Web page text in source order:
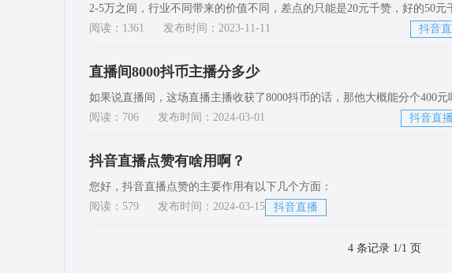
2-5万之间，行业不同带来的价值不同，差点的只能是20元千赞，好的50元
阅读：1361
发布时间：2023-11-11 抖音
直播间8000抖币主播分多少
如果说直播间，这场直播主播收获了8000抖币的话，那他大概能分个400元
阅读：706
发布时间：2024-03-01 抖音直播
抖音直播点赞有啥用啊？
您好，抖音直播点赞的主要作用有以下几个方面：
阅读：579
发布时间：2024-03-15 抖音直播
4 条记录 1/1 页